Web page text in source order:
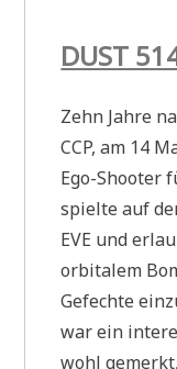
DUST
Zehn Jahre
CCP, am 14
Ego-Shooter
spielte auf
EVE und
orbitalem
Gefechte
war ein
wohl